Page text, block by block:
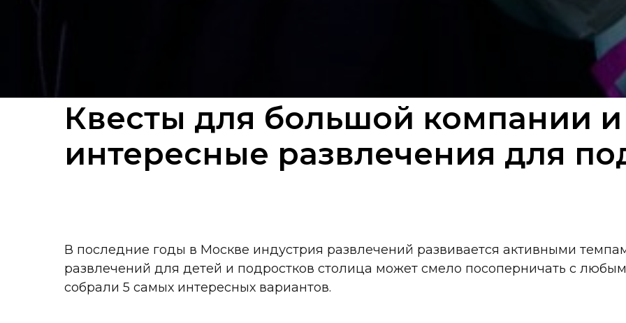
Квесты для большой компании
интересные развлечения для
В последние годы в Москве индустрия развлечений развивается активными
развлечений для детей и подростков столица может смело посоперничать с
собрали 5 самых интересных вариантов.